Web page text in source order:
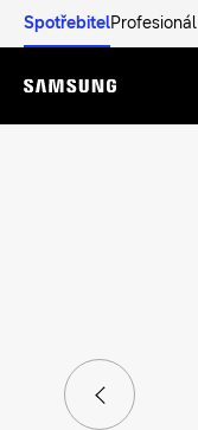
SpotřebitelProfesionál
Menu